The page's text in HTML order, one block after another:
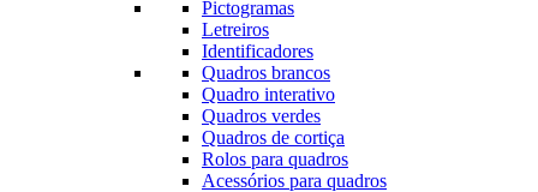
Pictogramas
Letreiros
Identificadores
Quadros brancos
Quadro interativo
Quadros verdes
Quadros de cortiça
Rolos para quadros
Acessórios para quadros